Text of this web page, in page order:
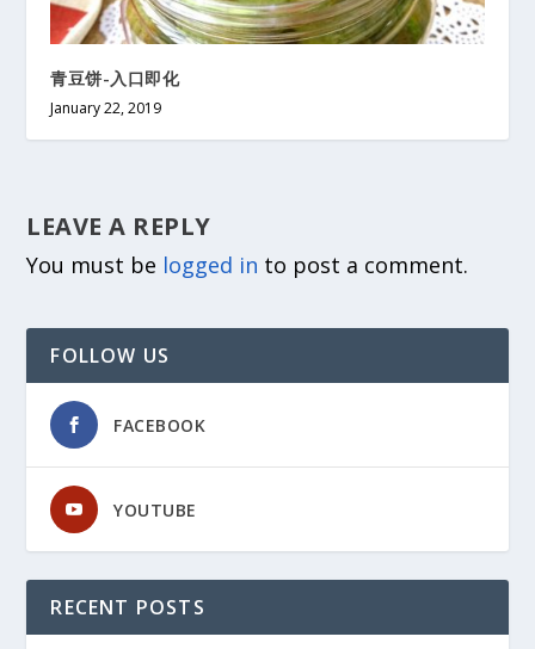
青豆饼-入口即化
January 22, 2019
LEAVE A REPLY
You must be logged in to post a comment.
FOLLOW US
FACEBOOK
YOUTUBE
RECENT POSTS